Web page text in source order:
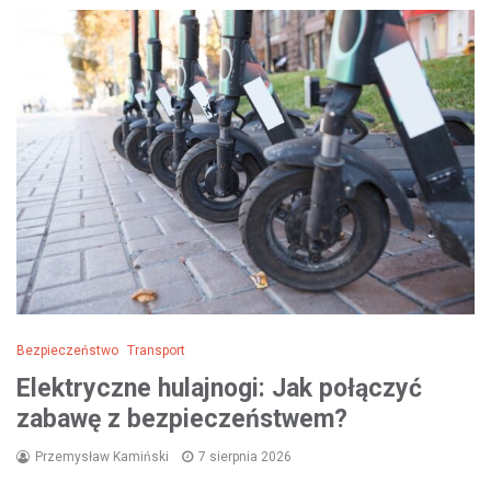
Bezpieczeństwo Transport
Elektryczne hulajnogi: Jak połączyć
zabawę z bezpieczeństwem?
Przemysław Kamiński 7 sierpnia 2026